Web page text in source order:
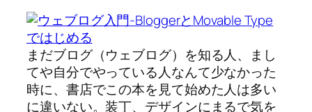
まだブログ（ウェブログ）を知る人、まし
てや自分でやっている人なんて少なかった
時に、書店でこの本を見て始めた人は多い
に違いない。装丁、デザインにまるで気を